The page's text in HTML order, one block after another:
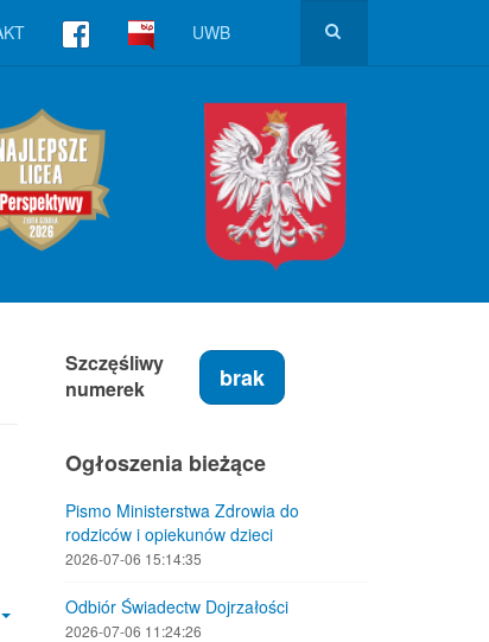
UWB
Szczęśliwy
numerek
brak
Ogłoszenia bieżące
Pismo Ministerstwa Zdrowia do
rodziców i opiekunów dzieci
2026-07-06 15:14:35
Odbiór Świadectw Dojrzałości
2026-07-06 11:24:26